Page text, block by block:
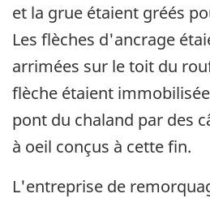
et la grue étaient gréés
Les flèches d'ancrage
arrimées sur le toit du
flèche étaient
pont du chaland par des
à oeil conçus à cette fin.
L'entreprise de